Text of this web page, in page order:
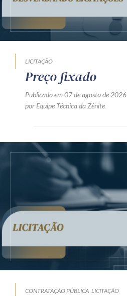
LICITAÇÃO
Preço fixado
Publicado em 07 de agosto de 2026
por Equipe Técnica da Zênite
CONTRATAÇÃO PÚBLICA LICITAÇÃO